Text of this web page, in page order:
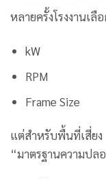
หลายครั้งโรงงานเลื
kW
RPM
Frame Size
แต่สำหรับพื้นที่เสี่ยง
“มาตรฐานความป